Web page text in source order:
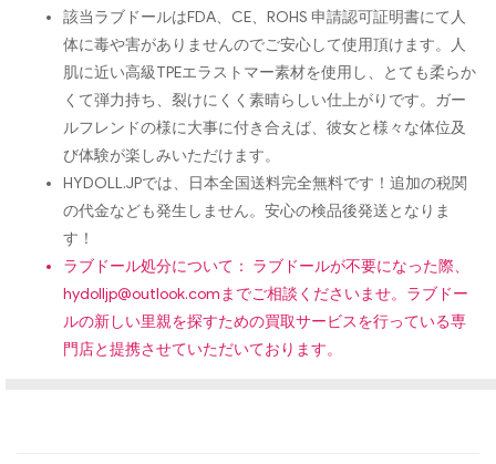
該当ラブドールはFDA、CE、ROHS 申請認可証明書にて人
体に毒や害がありませんのでご安心して使用頂けます。人
肌に近い高級TPEエラストマー素材を使用し、とても柔らか
くて弾力持ち、裂けにくく素晴らしい仕上がりです。ガー
ルフレンドの様に大事に付き合えば、彼女と様々な体位及
び体験が楽しみいただけます。
HYDOLL.JPでは、日本全国送料完全無料です！追加の税関
の代金なども発生しません。安心の検品後発送となりま
す！
ラブドール処分について： ラブドールが不要になった際、
hydolljp@outlook.comまでご相談くださいませ。ラブドー
ルの新しい里親を探すための買取サービスを行っている専
門店と提携させていただいております。